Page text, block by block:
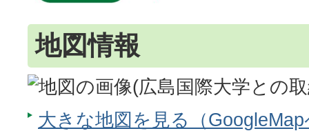
地図情報
大きな地図を見る（